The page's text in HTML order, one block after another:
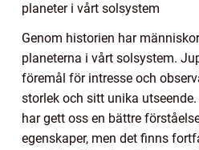
planeter i vårt solsystem
Genom historien har
planeterna i vårt solsystem.
föremål för intresse och
storlek och sitt unika
har gett oss en bättre
egenskaper, men det finns